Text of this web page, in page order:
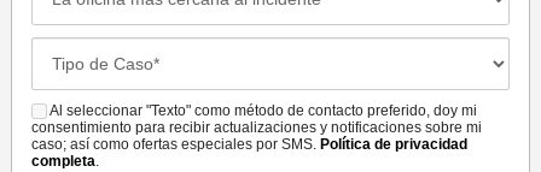
más
cercana
al
incidente*
Details*
SMSAl seleccionar "Texto" como método de contacto preferido, doy mi
consentimiento para recibir actualizaciones y notificaciones sobre mi
caso; así como ofertas especiales por SMS. Política de privacidad
completa.